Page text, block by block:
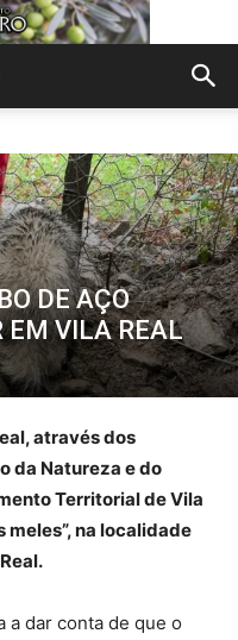
DE AÇO
EM VILA REAL
através dos
da Natureza e do
Territorial de Vila
meles”, na localidade
a dar conta de que o